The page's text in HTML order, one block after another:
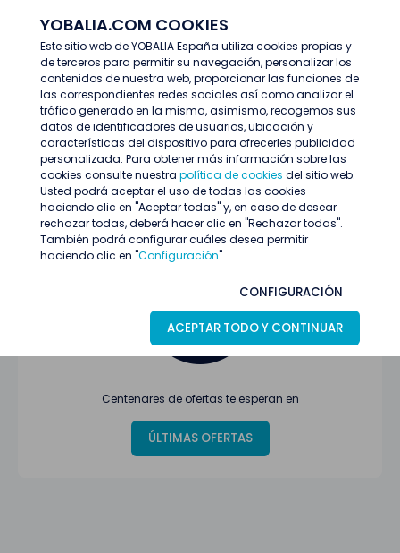
YOBALIA.COM COOKIES
Este sitio web de YOBALIA España utiliza cookies propias y
de terceros para permitir su navegación, personalizar los
contenidos de nuestra web, proporcionar las funciones de
las correspondientes redes sociales así como analizar el
tráfico generado en la misma, asimismo, recogemos sus
datos de identificadores de usuarios, ubicación y
características del dispositivo para ofrecerles publicidad
personalizada. Para obtener más información sobre las
cookies consulte nuestra política de cookies del sitio web.
Usted podrá aceptar el uso de todas las cookies
haciendo clic en "Aceptar todas" y, en caso de desear
rechazar todas, deberá hacer clic en "Rechazar todas".
También podrá configurar cuáles desea permitir
haciendo clic en "Configuración".
CONFIGURACIÓN
ACEPTAR TODO Y CONTINUAR
Últimas ofertas
Oferta no encontrada o ha finalizado su
proceso de selección
Centenares de ofertas te esperan en
ÚLTIMAS OFERTAS